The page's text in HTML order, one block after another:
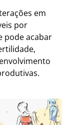
em
por
pode acabar